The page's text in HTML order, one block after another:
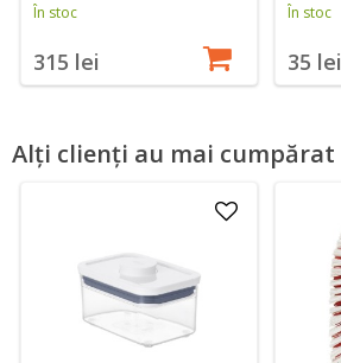
În stoc
315 lei
În stoc
35 lei
Alți clienți au mai cumpărat